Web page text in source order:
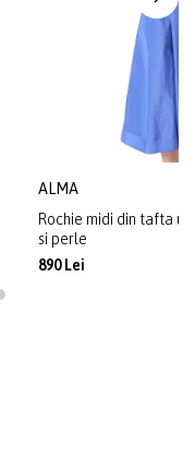
ALMA
Rochie midi din tafta
si perle
890 Lei